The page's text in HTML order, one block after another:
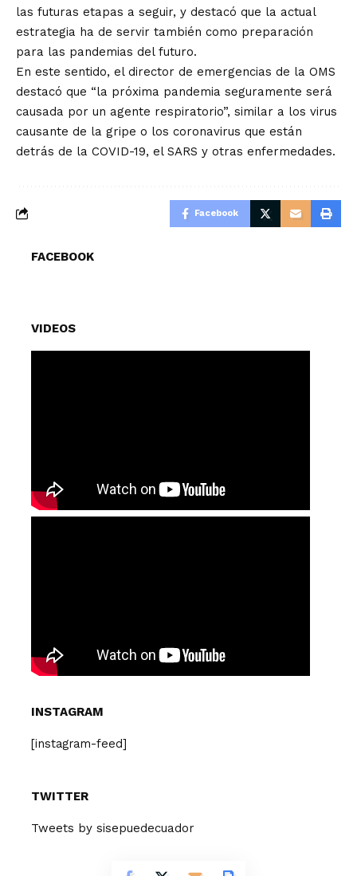
las futuras etapas a seguir, y destacó que la actual
estrategia ha de servir también como preparación
para las pandemias del futuro.
En este sentido, el director de emergencias de la OMS
destacó que “la próxima pandemia seguramente será
causada por un agente respiratorio”, similar a los virus
causante de la gripe o los coronavirus que están
detrás de la COVID-19, el SARS y otras enfermedades.
Facebook
FACEBOOK
VIDEOS
INSTAGRAM
[instagram-feed]
TWITTER
Tweets by sisepuedecuador